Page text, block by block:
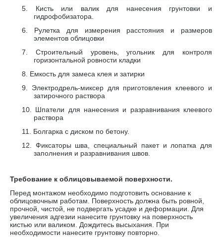
5. Кисть или валик для нанесения грунтовки и
гидрофобизатора.
6. Рулетка для измерения расстояния и размеров
элементов облицовки
7. Строительный уровень, угольник для контроля
горизонтальной ровности кладки
8. Емкость для замеса клея и затирки
9. Электродрель-миксер для приготовления клеевого и
затирочного раствора
10. Шпатели для нанесения и разравнивания клеевого
раствора
11. Болгарка с диском по бетону.
12. Фиксаторы шва, специальный пакет и лопатка для
заполнения и разравнивания швов.
Требование к облицовываемой поверхности.
Перед монтажом необходимо подготовить основание к
облицовочным работам. Поверхность должна быть ровной,
прочной, чистой, не подвергать усадке и деформации. Для
увеличения адгезии нанесите грунтовку на поверхность
кистью или валиком. Дождитесь высыхания. При
необходимости нанесите грунтовку повторно.